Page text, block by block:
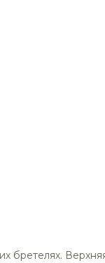
бретелях.